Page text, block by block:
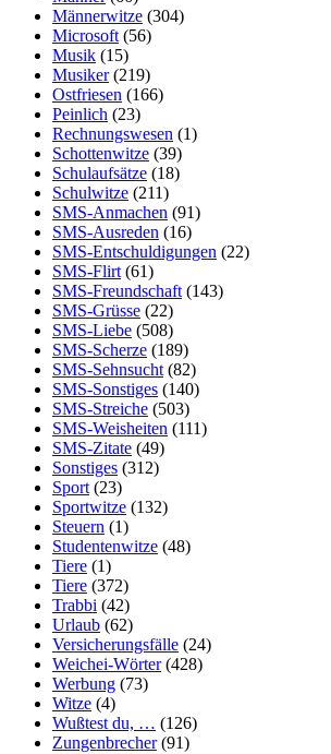
Männerwitze (304)
Microsoft(56)
Musik (15)
Musiker(219)
Ostfriesen (166)
Peinlich (23)
Rechnungswesen (1)
Schottenwitze (39)
Schulaufsätze (18)
Schulwitze (211)
SMS-Anmachen (91)
SMS-Ausreden (16)
SMS-Entschuldigungen (22)
SMS-Flirt(61)
SMS-Freundschaft(143)
SMS-Grüsse (22)
SMS-Liebe (508)
SMS-Scherze (189)
SMS-Sehnsucht(82)
SMS-Sonstiges (140)
SMS-Streiche (503)
SMS-Weisheiten (111)
SMS-Zitate (49)
Sonstiges (312)
Sport(23)
Sportwitze (132)
Steuern (1)
Studentenwitze (48)
Tiere (1)
Tiere (372)
Trabbi (42)
Urlaub (62)
Versicherungsfälle (24)
Weichei-Wörter(428)
Werbung (73)
Witze (4)
Wußtest du, … (126)
Zungenbrecher(91)